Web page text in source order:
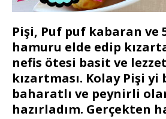
Pişi, Puf puf kabaran ve
hamuru elde edip
nefis ötesi basit ve
kızartması. Kolay Pişi yi
baharatlı ve peynirli
hazırladım. Gerçekten